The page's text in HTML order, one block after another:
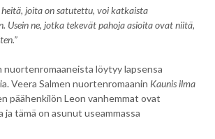
joita on satutettu, voi katkaista
Usein ne, jotka tekevät pahoja asioita ovat niitä,
nuortenromaaneista löytyy lapsensa
Veera Salmen nuortenromaanin Kaunis ilma
päähenkilön Leon vanhemmat ovat
ja tämä on asunut useammassa